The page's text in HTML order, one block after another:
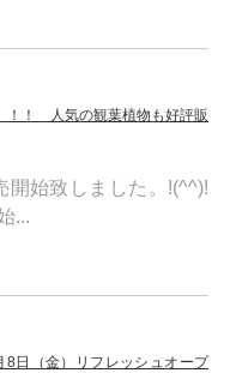
！！ 人気の観葉植物も好評販
開始致しました。!(^^)!
...
日（金）リフレッシュオープ